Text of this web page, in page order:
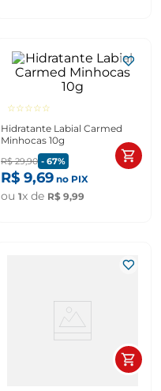
☆☆☆☆☆
Hidratante Labial Carmed
Minhocas 10g
R$ 29,90 - 67%
R$ 9,69 no PIX
ou 1x de R$ 9,99